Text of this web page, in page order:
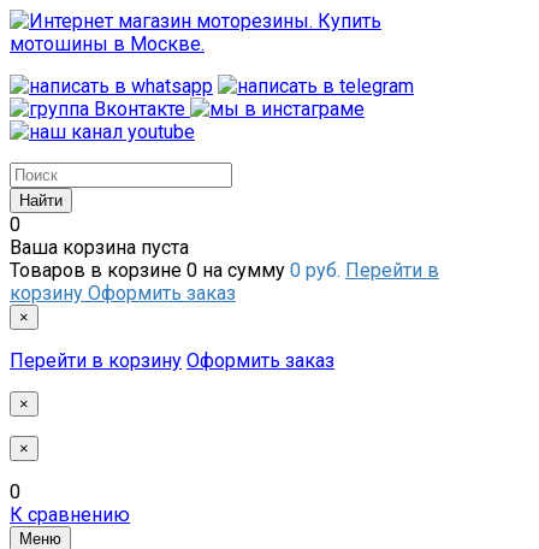
0
Ваша корзина пуста
Товаров в корзине 0 на сумму 0 руб. Перейти в
корзину Оформить заказ
×
Перейти в корзину Оформить заказ
×
×
0
К сравнению
Меню